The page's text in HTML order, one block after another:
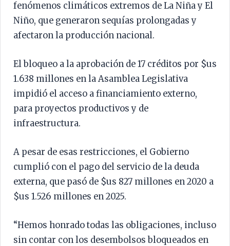
fenómenos climáticos extremos de La Niña y El
Niño, que generaron sequías prolongadas y
afectaron la producción nacional.
El bloqueo a la aprobación de 17 créditos por $us
1.638 millones en la Asamblea Legislativa
impidió el acceso a financiamiento externo,
para proyectos productivos y de
infraestructura.
A pesar de esas restricciones, el Gobierno
cumplió con el pago del servicio de la deuda
externa, que pasó de $us 827 millones en 2020 a
$us 1.526 millones en 2025.
“Hemos honrado todas las obligaciones, incluso
sin contar con los desembolsos bloqueados en